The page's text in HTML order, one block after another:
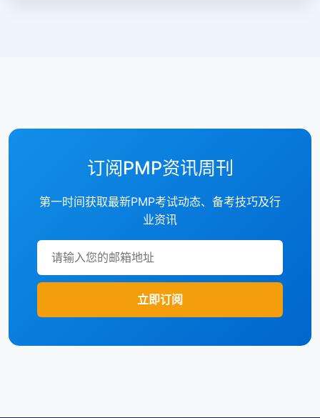
订阅PMP资讯周刊
第一时间获取最新PMP考试动态、备考技巧及行
业资讯
立即订阅